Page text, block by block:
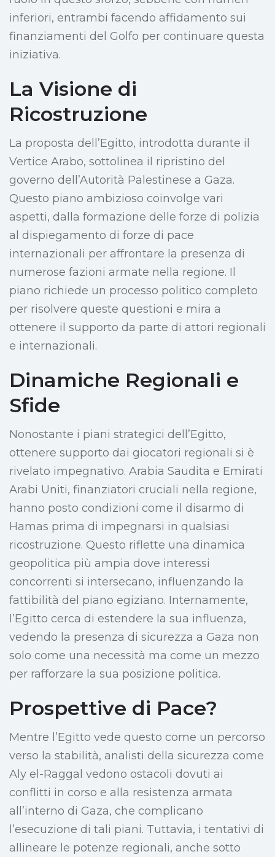
inferiori, entrambi facendo affidamento sui
finanziamenti del Golfo per continuare questa
iniziativa.
La Visione di
Ricostruzione
La proposta dell’Egitto, introdotta durante il
Vertice Arabo, sottolinea il ripristino del
governo dell’Autorità Palestinese a Gaza.
Questo piano ambizioso coinvolge vari
aspetti, dalla formazione delle forze di polizia
al dispiegamento di forze di pace
internazionali per affrontare la presenza di
numerose fazioni armate nella regione. Il
piano richiede un processo politico completo
per risolvere queste questioni e mira a
ottenere il supporto da parte di attori regionali
e internazionali.
Dinamiche Regionali e
Sfide
Nonostante i piani strategici dell’Egitto,
ottenere supporto dai giocatori regionali si è
rivelato impegnativo. Arabia Saudita e Emirati
Arabi Uniti, finanziatori cruciali nella regione,
hanno posto condizioni come il disarmo di
Hamas prima di impegnarsi in qualsiasi
ricostruzione. Questo riflette una dinamica
geopolitica più ampia dove interessi
concorrenti si intersecano, influenzando la
fattibilità del piano egiziano. Internamente,
l’Egitto cerca di estendere la sua influenza,
vedendo la presenza di sicurezza a Gaza non
solo come una necessità ma come un mezzo
per rafforzare la sua posizione politica.
Prospettive di Pace?
Mentre l’Egitto vede questo come un percorso
verso la stabilità, analisti della sicurezza come
Aly el-Raggal vedono ostacoli dovuti ai
conflitti in corso e alla resistenza armata
all’interno di Gaza, che complicano
l’esecuzione di tali piani. Tuttavia, i tentativi di
allineare le potenze regionali, anche sotto